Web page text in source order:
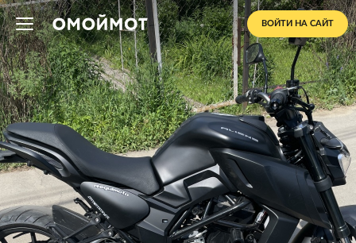
ВОЙТИ НА САЙТ